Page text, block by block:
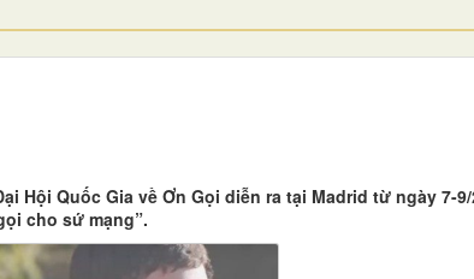
Quốc Gia về Ơn Gọi diễn ra tại Madrid từ ngày 7-
cho sứ mạng”.